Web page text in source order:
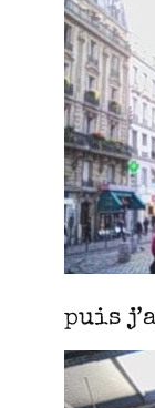
puis